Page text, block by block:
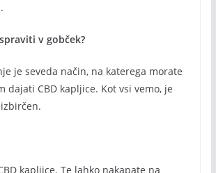
v gobček?
je seveda način, na katerega morate
dajati CBD kapljice. Kot vsi vemo, je
kapljice. Te lahko nakapate na